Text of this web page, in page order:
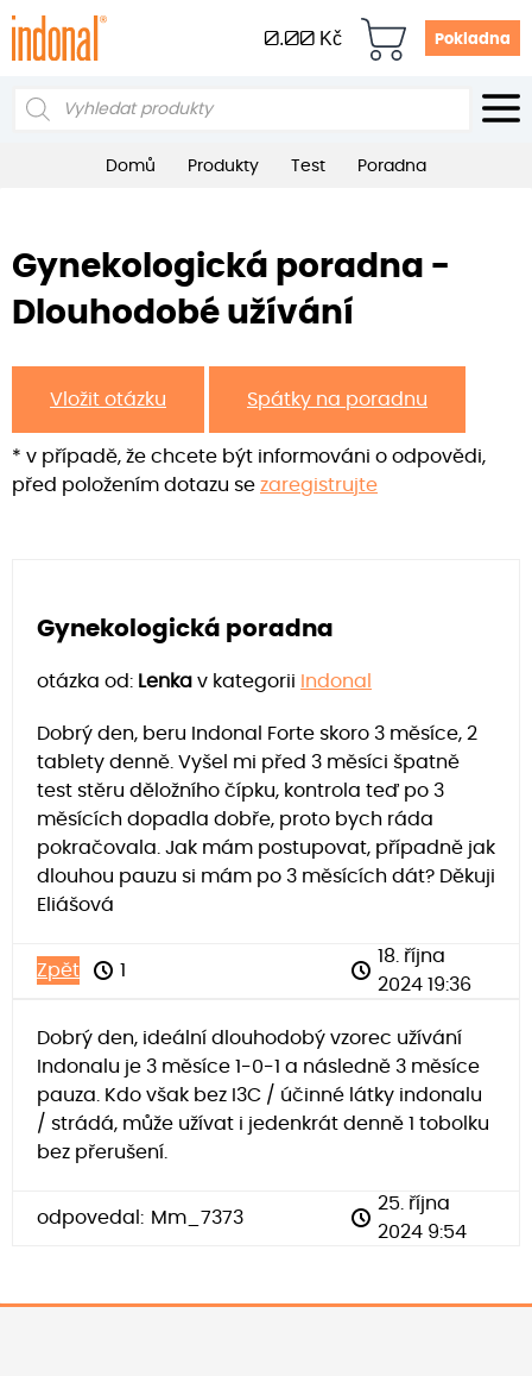
0.00 Kč Pokladna
Products
Domů Produkty Test Poradna
Gynekologická poradna -
Dlouhodobé užívání
Vložit otázku Spátky na poradnu
* v případě, že chcete být informováni o odpovědi,
před položením dotazu se zaregistrujte
Gynekologická poradna
otázka od: Lenka v kategorii Indonal
Dobrý den, beru Indonal Forte skoro 3 měsíce, 2
tablety denně. Vyšel mi před 3 měsíci špatně
test stěru děložního čípku, kontrola teď po 3
měsících dopadla dobře, proto bych ráda
pokračovala. Jak mám postupovat, případně jak
dlouhou pauzu si mám po 3 měsících dát? Děkuji
Eliášová
Zpět 1
18. října
2024 19:36
Dobrý den, ideální dlouhodobý vzorec užívání
Indonalu je 3 měsíce 1-0-1 a následně 3 měsíce
pauza. Kdo však bez I3C / účinné látky indonalu
/ strádá, může užívat i jedenkrát denně 1 tobolku
bez přerušení.
odpovedal: Mm_7373
25. října
2024 9:54